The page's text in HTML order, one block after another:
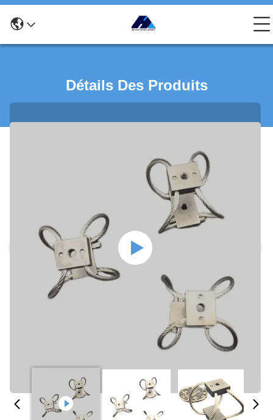
Détails Des Produits